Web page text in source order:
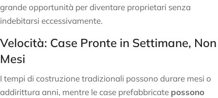
grande opportunità per diventare proprietari senza
indebitarsi eccessivamente.
Velocità: Case Pronte in Settimane, Non
Mesi
I tempi di costruzione tradizionali possono durare mesi o
addirittura anni, mentre le case prefabbricate possono